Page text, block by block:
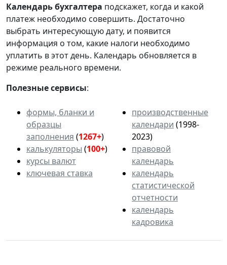
Календарьбухгалтера подскажет, когда и какой
платеж необходимо совершить. Достаточно
выбрать интересующую дату, и появится
информация о том, какие налоги необходимо
уплатить в этот день. Календарь обновляется в
режиме реального времени.
Полезные сервисы:
формы, бланки и
образцы
заполнения (1267+)
калькуляторы (100+)
курсы валют
ключевая ставка
производственные
календари (1998-
2023)
правовой
календарь
календарь
статистической
отчетности
календарь
кадровика